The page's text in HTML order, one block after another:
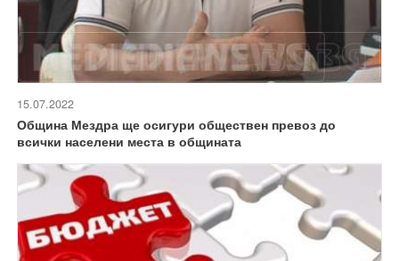
15.07.2022
Община Мездра ще осигури обществен превоз до
всички населени места в общината